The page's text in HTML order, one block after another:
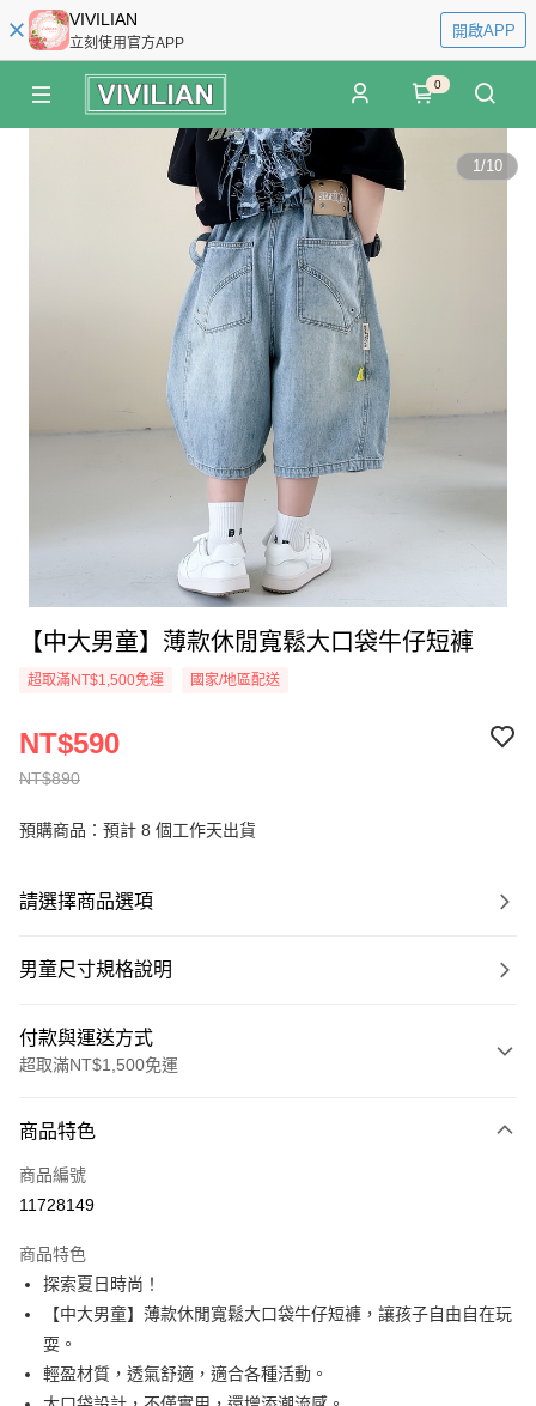
VIVILIAN
立刻使用官方APP
開啟APP
0
1/10
【中大男童】薄款休閒寬鬆大口袋牛仔短褲
超取滿NT$1,500免運 國家/地區配送
NT$890
NT$590
預購商品：預計 8 個工作天出貨
請選擇商品選項
男童尺寸規格說明
付款與運送方式
超取滿NT$1,500免運
信用卡一次付款
信用卡分期付款
合作金庫商業銀行
華南商業銀行
上海商業儲蓄銀行
台北富邦商業銀行
國泰世華商業銀行
臺灣中小企業銀行
台中商業銀行
匯豐（台灣）商業銀行
華泰商業銀行
超商取貨付款
LINE Pay
Apple Pay
商品特色
商品編號
11728149
商品特色
探索夏日時尚！
【中大男童】薄款休閒寬鬆大口袋牛仔短褲，讓孩子自由自在玩
耍。
輕盈材質，透氣舒適，適合各種活動。